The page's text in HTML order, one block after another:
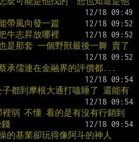
帶風向發一篇
牛志昇放哪裡
是那套 一個野獸最後一舞 賣了
承儒連在金融界的評價都...
都到摩根大通打嗑睡了 還能有
弱 不懂 看的是有沒有行銷到
的基業卻玩得像阿斗的神人